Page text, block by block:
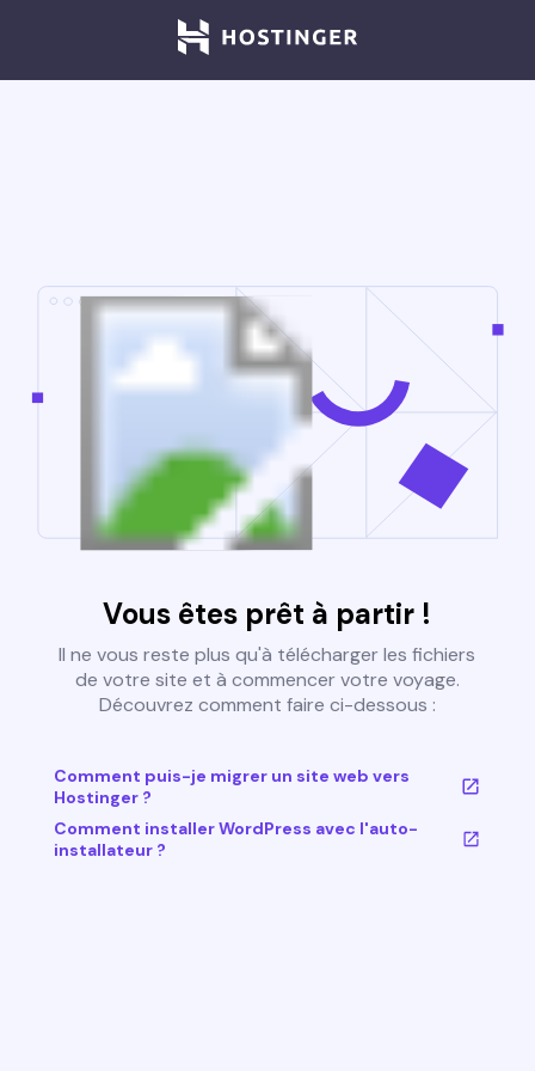
Vous êtes prêt à partir !
Il ne vous reste plus qu'à télécharger les fichiers
de votre site et à commencer votre voyage.
Découvrez comment faire ci-dessous :
Comment puis-je migrer un site web vers
Hostinger ?
Comment installer WordPress avec l'auto-
installateur ?